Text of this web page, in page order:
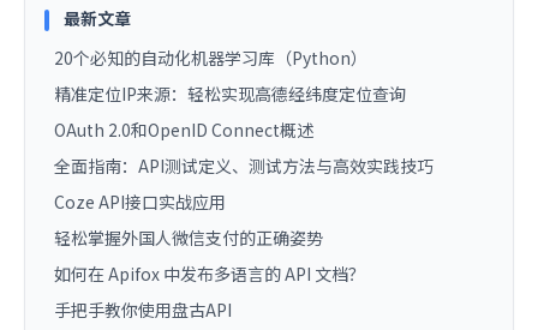
最新文章
20个必知的自动化机器学习库（Python）
精准定位IP来源：轻松实现高德经纬度定位查询
OAuth 2.0和OpenID Connect概述
全面指南：API测试定义、测试方法与高效实践技巧
Coze API接口实战应用
轻松掌握外国人微信支付的正确姿势
如何在 Apifox 中发布多语言的 API 文档？
手把手教你使用盘古API